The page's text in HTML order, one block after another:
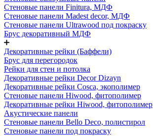
Стеновые панели Finitura, МДФ
Стеновые панели Madest decor, МДФ
Стеновые панели Ultrawood под покраску
Брус декоративный МДФ
Декоративные рейки (Баффели)
Брус для перегородок
Рейки для стен и потолка
Декоративные рейки Decor Dizayn
Декоративные рейки Cosca, экополимер
Стеновые панели Hiwood, фитополимер
Декоративные рейки Hiwood, фитополимер
Акустические панели
Стеновые панели Bello Deco, полистирол
Стеновые панели под покраску